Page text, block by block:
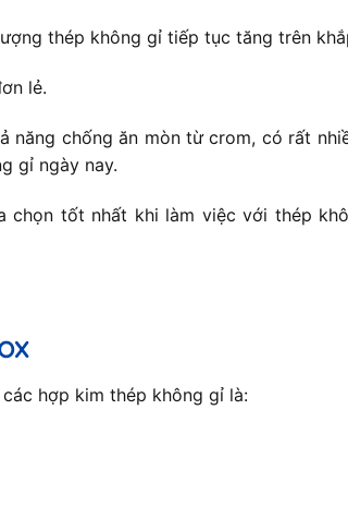
thép không gỉ tiếp tục tăng trên
lẻ.
chống ăn mòn từ crom, có rất
gỉ ngày nay.
tốt nhất khi làm việc với thép
hợp kim thép không gỉ là: